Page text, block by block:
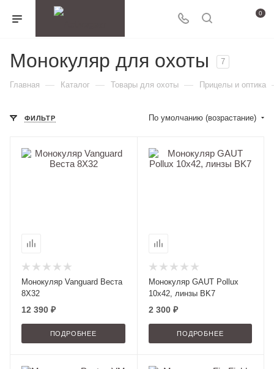
0
Монокуляр для охоты 7
Главная — Каталог — Товары для охоты — Прицелы и оптика
ФИЛЬТР По умолчанию (возрастание)
Монокуляр Vanguard Веста
8X32
12 390 ₽
ПОДРОБНЕЕ
Монокуляр GAUT Pollux
10x42, линзы BK7
2 300 ₽
ПОДРОБНЕЕ